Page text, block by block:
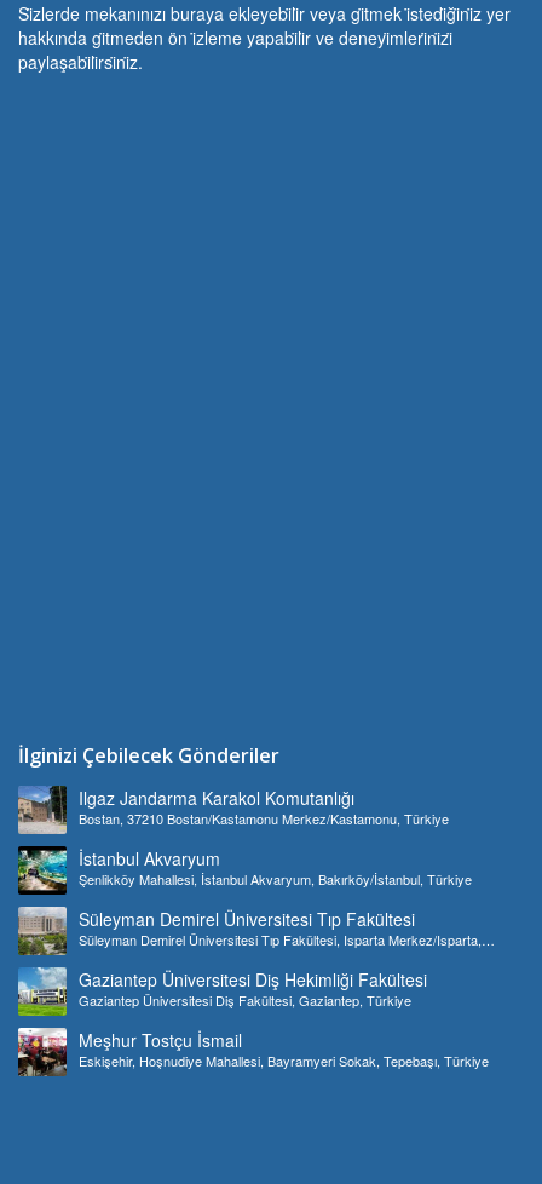
Si̇zlerde mekanınızı buraya ekleyebi̇li̇r veya gi̇tmek i̇stedi̇ği̇ni̇z yer
hakkında gi̇tmeden ön i̇zleme yapabi̇li̇r ve deneyi̇mleri̇ni̇zi̇
paylaşabi̇li̇rsi̇ni̇z.
İlginizi Çebilecek Gönderiler
Ilgaz Jandarma Karakol Komutanlığı
Bostan, 37210 Bostan/Kastamonu Merkez/Kastamonu, Türkiye
İstanbul Akvaryum
Şenlikköy Mahallesi, İstanbul Akvaryum, Bakırköy/İstanbul, Türkiye
Süleyman Demirel Üniversitesi Tıp Fakültesi
Süleyman Demirel Üniversitesi Tıp Fakültesi, Isparta Merkez/Isparta,
Gaziantep Üniversitesi Diş Hekimliği Fakültesi
Gaziantep Üniversitesi Diş Fakültesi, Gaziantep, Türkiye
Meşhur Tostçu İsmail
Eskişehir, Hoşnudiye Mahallesi, Bayramyeri Sokak, Tepebaşı, Türkiye